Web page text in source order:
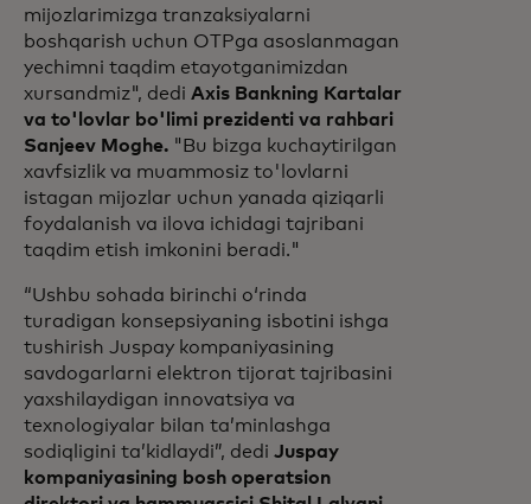
mijozlarimizga tranzaksiyalarni
boshqarish uchun OTPga asoslanmagan
yechimni taqdim etayotganimizdan
xursandmiz", dedi Axis Bankning Kartalar
va to'lovlar bo'limi prezidenti va rahbari
Sanjeev Moghe. "Bu bizga kuchaytirilgan
xavfsizlik va muammosiz to'lovlarni
istagan mijozlar uchun yanada qiziqarli
foydalanish va ilova ichidagi tajribani
taqdim etish imkonini beradi."
“Ushbu sohada birinchi oʻrinda
turadigan konsepsiyaning isbotini ishga
tushirish Juspay kompaniyasining
savdogarlarni elektron tijorat tajribasini
yaxshilaydigan innovatsiya va
texnologiyalar bilan taʼminlashga
sodiqligini taʼkidlaydi”, dedi Juspay
kompaniyasining bosh operatsion